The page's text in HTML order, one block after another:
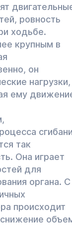
ровность
ходьбе.
крупным в
он
нагрузки,
ему
так
Она играет
для
органа. С
происходит